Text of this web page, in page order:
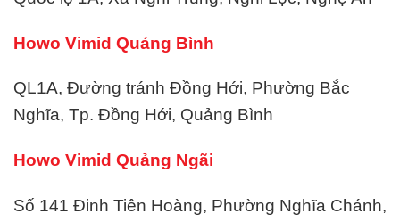
Howo Vimid Quảng Bình
QL1A, Đường tránh Đồng Hới, Phường Bắc
Nghĩa, Tp. Đồng Hới, Quảng Bình
Howo Vimid Quảng Ngãi
Số 141 Đinh Tiên Hoàng, Phường Nghĩa Chánh,